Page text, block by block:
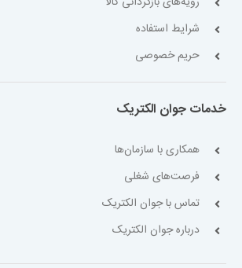
شرایط استفاده
حریم خصوصی
خدمات جوان الکتریک
همکاری با سازمان‌ها
فرصت‌های شغلی
تماس با جوان الکتریک
درباره جوان الکتریک